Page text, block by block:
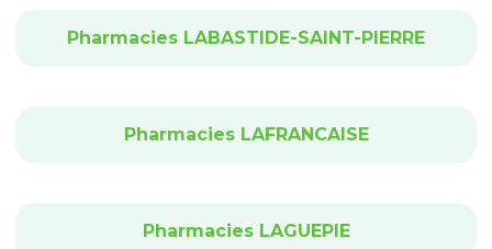
Pharmacies LABASTIDE-SAINT-PIERRE
Pharmacies LAFRANCAISE
Pharmacies LAGUEPIE